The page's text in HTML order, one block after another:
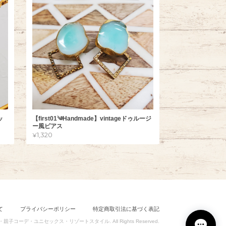
【first01༄Handmade】vintageドゥルージ
ー風ピアス
¥1,320
プライバシーポリシー 特定商取引法に基づく表記
子コーデ・ユニセックス・リゾートスタイル. All Rights Reserved.